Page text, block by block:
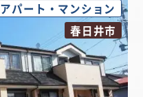
アパート・マンション
春日井市